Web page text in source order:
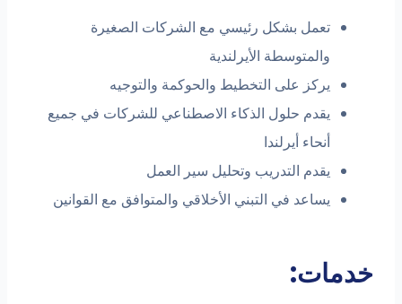
تعمل بشكل رئيسي مع الشركات الصغيرة
والمتوسطة الأيرلندية
يركز على التخطيط والحوكمة والتوجيه
يقدم حلول الذكاء الاصطناعي للشركات في جميع
أنحاء أيرلندا
يقدم التدريب وتحليل سير العمل
يساعد في التبني الأخلاقي والمتوافق مع القوانين
خدمات: